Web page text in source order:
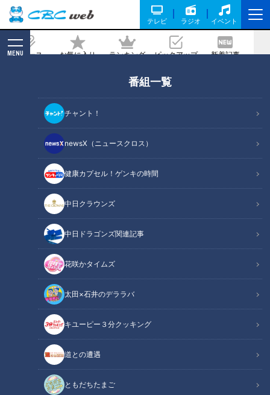
テレビ ラジオ イベント
ニュース お気に入り ランキング ピックアップ 新着記事
MENU
番組一覧
チャント！
newsX（ニュースクロス）
健康カプセル！ゲンキの時間
中日クラウンズ
中日ドラゴンズ関連記事
花咲かタイムズ
太田×石井のデララバ
キユーピー３分クッキング
道との遭遇
ともだちたまご
歳の冬」30万人に1人の皮膚の難病 ドキ
ュメンタリー「ピエロと呼ばれた息子」
CBCドキュメンタリー
2022/01/26 19:00
ドキュメンタリー
ピエロと呼ばれた息子